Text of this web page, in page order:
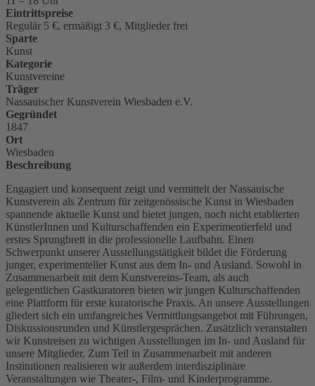
Eintrittspreise
Regulär 5 €, ermäßigt 3 €, Mitglieder frei
Sparte
Kunst
Kategorie
Kunstvereine
Träger
Nassauischer Kunstverein Wiesbaden e.V.
Gegründet
1847
Ort
Wiesbaden
Beschreibung
Engagiert und konsequent zeigt und vermittelt der Nassauische
Kunstverein als Zentrum für zeitgenössische Kunst in Wiesbaden
spannende aktuelle Kunst und bietet jungen, noch nicht etablierten
KünstlerInnen und Kulturschaffenden ein Experimentierfeld und
erstes Sprungbrett in die professionelle Laufbahn. Einen
Schwerpunkt unserer Ausstellungstätigkeit bildet die Förderung
junger, experimenteller Kunst aus dem In- und Ausland. Sowohl in
Zusammenarbeit mit dem Kunstvereins-Team, als auch
gelegentlichen Gastkuratoren bieten wir jungen Kulturschaffenden
eine Plattform für erste kuratorische Praxis. An unsere Ausstellungen
gliedert sich ein umfangreiches Vermittlungsangebot mit Führungen,
Diskussionsrunden und Künstlergesprächen. Zusätzlich veranstalten
wir Kunstreisen zu wichtigen Ausstellungen im In- und Ausland für
unsere Mitglieder. Zum Teil in Zusammenarbeit mit anderen
Institutionen realisieren wir außerdem interdisziplinäre
Veranstaltungen wie Theater-, Film- und Kinderprogramme.